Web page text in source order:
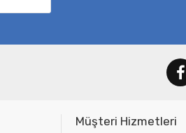
Müşteri Hizmetleri